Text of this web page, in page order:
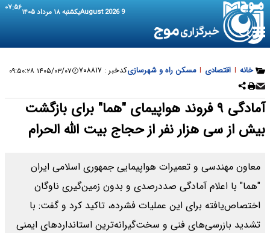
9 August 2026 یکشنبه ۱۸ مرداد ۱۴۰۵ ۰۷:۵۶
خانه | اقتصادی | مسکن راه و شهرسازیکدخبر : ۷۰۸۸۱۷ ۱۴۰۵/۰۳/۰۷ ۰۹:۵۰:۲۸
آمادگی ۹ فروند هواپیمای "هما" برای بازگشت
بیش از سی هزار نفر از حجاج بیت الله الحرام
معاون مهندسی و تعمیرات هواپیمایی جمهوری اسلامی ایران
"هما" با اعلام آمادگی صددرصدی و بدون زمین‌گیری ناوگان
اختصاص‌یافته برای این عملیات فشرده، تاکید کرد و گفت: با
تشدید بازرسی‌های فنی و سخت‌گیرانه‌ترین استانداردهای ایمنی